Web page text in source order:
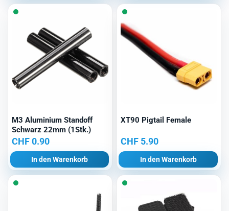
M3 Aluminium Standoff
Schwarz 22mm (1Stk.)
CHF0.90
In den Warenkorb
XT90 Pigtail Female
CHF5.90
In den Warenkorb